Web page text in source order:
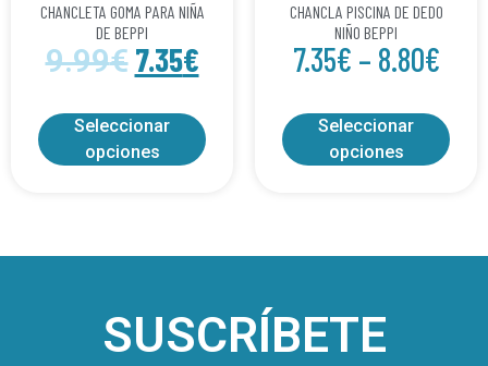
CHANCLETA GOMA PARA NIÑA
DE BEPPI
9.99€ 7.35€
Seleccionar
opciones
CHANCLA PISCINA DE DEDO
NIÑO BEPPI
7.35€ – 8.80€
Seleccionar
opciones
SUSCRÍBETE